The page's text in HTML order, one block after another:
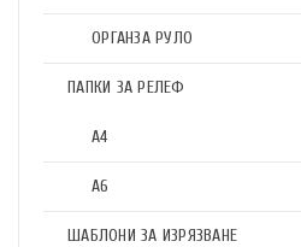
ОРГАНЗА РУЛО
ПАПКИ ЗА РЕЛЕФ
А4
А6
ШАБЛОНИ ЗА ИЗРЯЗВАНЕ